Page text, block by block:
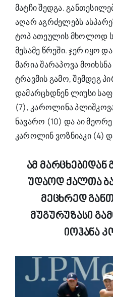
მატჩი შედგა.
აღარ აგრძელებს
ტოპ ათეულის მხოლოდ
მესამე წრეში. ჯერ იყო
მარია შარაპოვა
ტრავმის გამო, შემდეგ
დამარცხდნენ ლიუსი
(7), კაროლინა
ნავარო (10) და აი
კაროლინ ვოზნიაკი (4)
ამ
უდაოდ ქალთა
მეცხრედ
მუგურუზასი
იოჰანა